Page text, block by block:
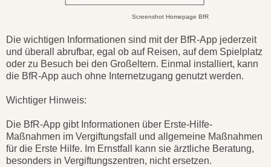
Screenshot Homepage BfR
Die wichtigen Informationen sind mit der BfR-App jederzeit
und überall abrufbar, egal ob auf Reisen, auf dem Spielplatz
oder zu Besuch bei den Großeltern. Einmal installiert, kann
die BfR-App auch ohne Internetzugang genutzt werden.
Wichtiger Hinweis:
Die BfR-App gibt Informationen über Erste-Hilfe-
Maßnahmen im Vergiftungsfall und allgemeine Maßnahmen
für die Erste Hilfe. Im Ernstfall kann sie ärztliche Beratung,
besonders in Vergiftungszentren, nicht ersetzen.